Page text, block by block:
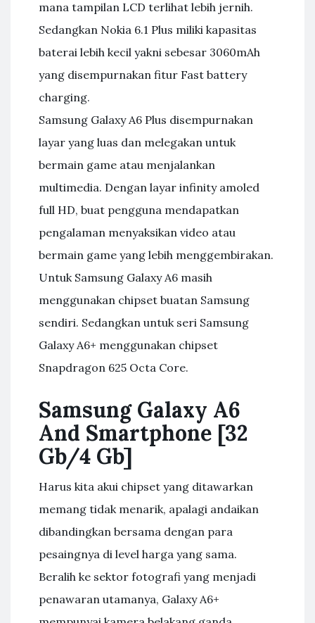
mana tampilan LCD terlihat lebih jernih.
Sedangkan Nokia 6.1 Plus miliki kapasitas
baterai lebih kecil yakni sebesar 3060mAh
yang disempurnakan fitur Fast battery
charging.
Samsung Galaxy A6 Plus disempurnakan
layar yang luas dan melegakan untuk
bermain game atau menjalankan
multimedia. Dengan layar infinity amoled
full HD, buat pengguna mendapatkan
pengalaman menyaksikan video atau
bermain game yang lebih menggembirakan.
Untuk Samsung Galaxy A6 masih
menggunakan chipset buatan Samsung
sendiri. Sedangkan untuk seri Samsung
Galaxy A6+ menggunakan chipset
Snapdragon 625 Octa Core.
Samsung Galaxy A6
And Smartphone [32
Gb/4 Gb]
Harus kita akui chipset yang ditawarkan
memang tidak menarik, apalagi andaikan
dibandingkan bersama dengan para
pesaingnya di level harga yang sama.
Beralih ke sektor fotografi yang menjadi
penawaran utamanya, Galaxy A6+